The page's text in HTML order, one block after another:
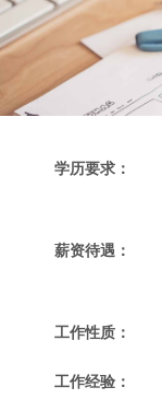
学历要求：
薪资待遇：
工作性质：
工作经验：